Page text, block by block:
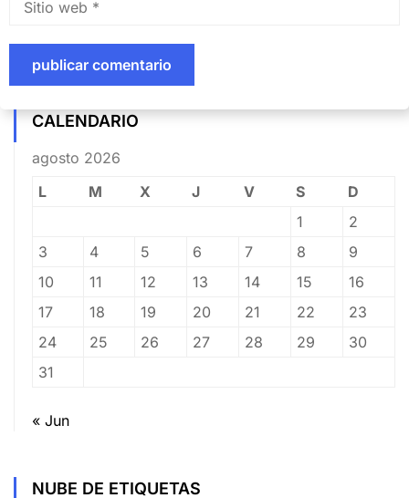
CALENDARIO
agosto 2026
L
M X J V S
D
1
2
3
4 5 6 7 8
9
10
11 12 13 14 15
16
17
18 19 20 21 22
23
24
25 26 27 28 29
30
31
« Jun
NUBE DE ETIQUETAS